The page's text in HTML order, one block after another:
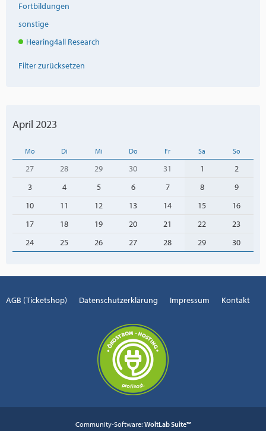
Fortbildungen
sonstige
Hearing4all Research
Filter zurücksetzen
April 2023
Mo Di Mi Do Fr Sa So
27 28 29 30 31 1
2
3
4 5 6 7 8
9
10
11 12 13 14 15
16
17
18 19 20 21 22
23
24
25 26 27 28 29 30
AGB (Ticketshop) Datenschutzerklärung Impressum Kontakt
Community-Software: WoltLab Suite™